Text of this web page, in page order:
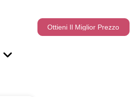
Ottieni Il Miglior Prezzo